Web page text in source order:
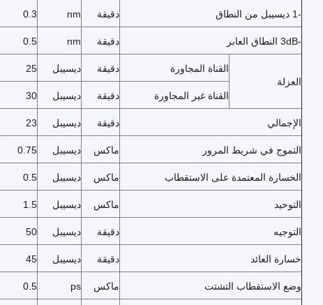
-1 ديسيبل من النطاق دقيقة nm
0.3
-3dB النطاق العابر دقيقة nm
0.5
العزلة
القناة المجاورة دقيقة ديسيبل 25
القناة غير المجاورة دقيقة ديسيبل 30
الإجمالي دقيقة ديسيبل 23
التموج في شريط المرور ماكس ديسيبل 0.75
الخسارة المعتمدة على الاستقطاب ماكس ديسيبل 0.5
التوحيد ماكس ديسيبل 1.5
التوجيه دقيقة ديسيبل 50
خسارة العائد دقيقة ديسيبل 45
وضع الاستقطاب التشتت ماكس ps
0.5